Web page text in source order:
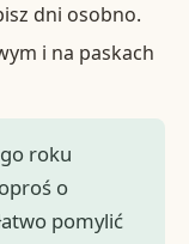
dni osobno.
i na paskach
roku
o
pomylić